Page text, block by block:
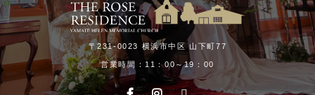
〒231-0023 横浜市中区 山下町77
営業時間：11：00～19：00